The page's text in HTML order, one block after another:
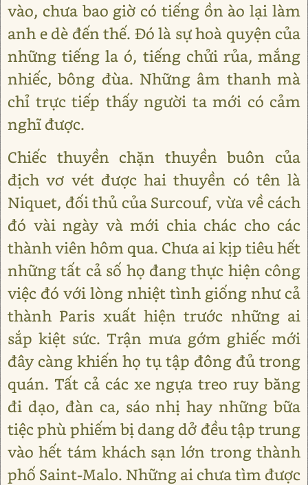
vào, chưa bao giờ có tiếng ồn ào lại làm
anh e dè đến thế. Đó là sự hoà quyện của
những tiếng la ó, tiếng chửi rủa, mắng
nhiếc, bông đùa. Những âm thanh mà
chỉ trực tiếp thấy người ta mới có cảm
nghĩ được.
Chiếc thuyền chặn thuyền buôn của
địch vơ vét được hai thuyền có tên là
Niquet, đối thủ của Surcouf, vừa về cách
đó vài ngày và mới chia chác cho các
thành viên hôm qua. Chưa ai kịp tiêu hết
những tất cả số họ đang thực hiện công
việc đó với lòng nhiệt tình giống như cả
thành Paris xuất hiện trước những ai
sắp kiệt sức. Trận mưa gớm ghiếc mới
đây càng khiến họ tụ tập đông đủ trong
quán. Tất cả các xe ngựa treo ruy băng
đi dạo, đàn ca, sáo nhị hay những bữa
tiệc phù phiếm bị dang dở đều tập trung
vào hết tám khách sạn lớn trong thành
phố Saint-Malo. Những ai chưa tìm được